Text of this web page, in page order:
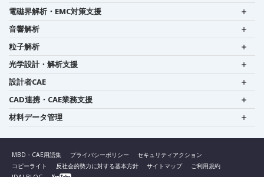
電磁界解析・EMC対策支援
音響解析
粒子解析
光学設計・解析支援
設計者CAE
CAD連携・CAE業務支援
材料データ管理
MBD・CAE用語集 プライバシーポリシー
セキュリティアクション
コピーライト
反社会的勢力に対する基本方針 サイトマップ
ご利用規約